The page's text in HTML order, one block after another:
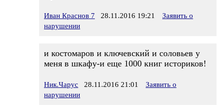
Иван Краснов 7 28.11.2016 19:21
Заявить о
нарушении
и костомаров и ключевский и соловьев у
меня в шкафу-и еще 1000 книг историков!
Ник.Чарус 28.11.2016 21:01
Заявить о
нарушении